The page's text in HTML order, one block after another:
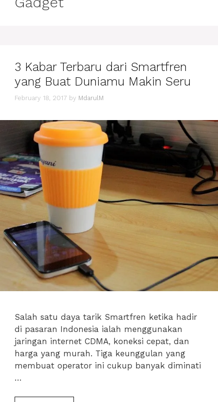
3 Kabar Terbaru dari Smartfren
yang Buat Duniamu Makin Seru
February 18, 2017 by MdarulM
Salah satu daya tarik Smartfren ketika hadir
di pasaran Indonesia ialah menggunakan
jaringan internet CDMA, koneksi cepat, dan
harga yang murah. Tiga keunggulan yang
membuat operator ini cukup banyak diminati
…